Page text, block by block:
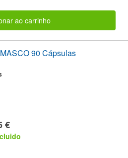
ao carrinho
90 Cápsulas
€